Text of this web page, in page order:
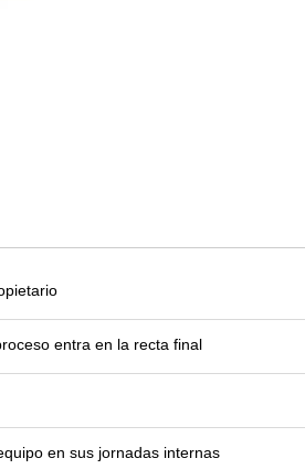
entra en la recta final
en sus jornadas internas